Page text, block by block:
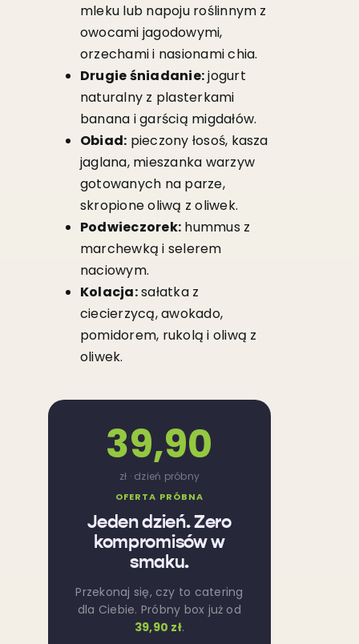
mleku lub napoju roślinnym z
owocami jagodowymi,
orzechami i nasionami chia.
Drugie śniadanie:jogurt
naturalny z plasterkami
banana i garścią migdałów.
Obiad: pieczony łosoś, kasza
jaglana, mieszanka warzyw
gotowanych na parze,
skropione oliwą z oliwek.
Podwieczorek: hummus z
marchewką i selerem
naciowym.
Kolacja:sałatka z
ciecierzycą, awokado,
pomidorem, rukolą i oliwą z
oliwek.
OFERTA PRÓBNA
Jeden dzień. Zero
kompromisów w
smaku.
Przekonaj się, czy to catering
dla Ciebie. Próbny box już od
39,90 zł.
39,90
zł · dzień próbny